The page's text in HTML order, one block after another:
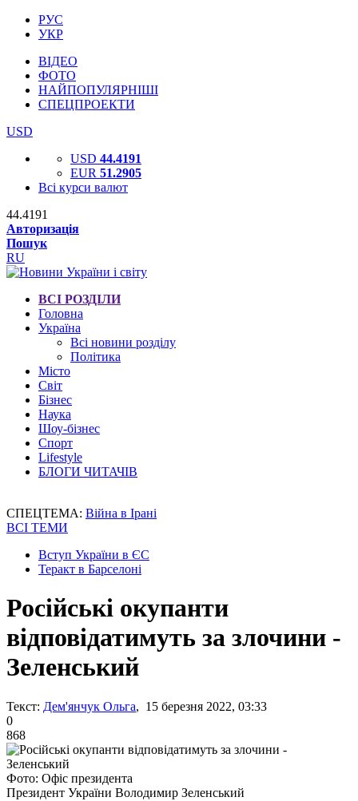
РУС
УКР
ВІДЕО
ФОТО
НАЙПОПУЛЯРНІШІ
СПЕЦПРОЕКТИ
USD
USD 44.4191
EUR 51.2905
Всі курси валют
44.4191
Авторизація
Пошук
RU
ВСІ РОЗДІЛИ
Головна
Україна
Всі новини розділу
Політика
Місто
Світ
Бізнес
Наука
Шоу-бізнес
Спорт
Lifestyle
БЛОГИ ЧИТАЧІВ
СПЕЦТЕМА: Війна в Ірані
ВСІ ТЕМИ
Вступ України в ЄС
Теракт в Барселоні
Російські окупанти
відповідатимуть за злочини -
Зеленський
Текст: Дем'янчук Ольга, 15 березня 2022, 03:33
0
868
Фото: Офіс президента
Президент України Володимир Зеленський